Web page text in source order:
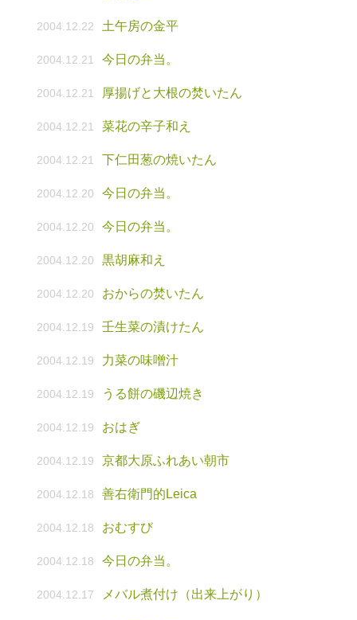
2004.12.22 土午房の金平
2004.12.21 今日の弁当。
2004.12.21 厚揚げと大根の焚いたん
2004.12.21 菜花の辛子和え
2004.12.21 下仁田葱の焼いたん
2004.12.20 今日の弁当。
2004.12.20 今日の弁当。
2004.12.20 黒胡麻和え
2004.12.20 おからの焚いたん
2004.12.19 壬生菜の漬けたん
2004.12.19 力菜の味噌汁
2004.12.19 うる餅の磯辺焼き
2004.12.19 おはぎ
2004.12.19 京都大原ふれあい朝市
2004.12.18 善右衛門的Leica
2004.12.18 おむすび
2004.12.18 今日の弁当。
2004.12.17 メバル煮付け（出来上がり）